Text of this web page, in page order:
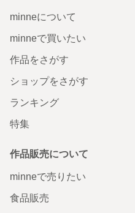
minneについて
minneで買いたい
作品をさがす
ショップをさがす
ランキング
特集
作品販売について
minneで売りたい
食品販売